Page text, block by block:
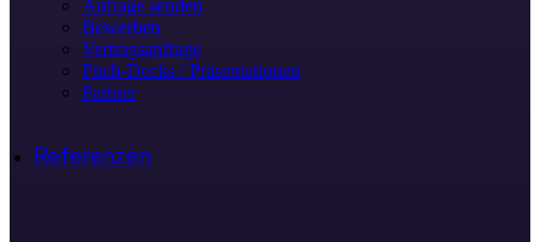
Anfrage senden
Bewerben
Vertragsanfrage
Pitch-Decks / Präsentationen
Partner
Referenzen